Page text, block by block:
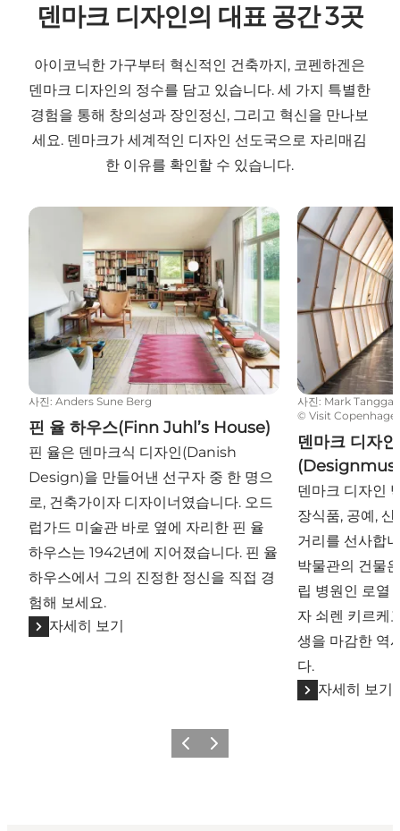
덴마크 디자인의 대표 공간 3곳
아이코닉한 가구부터 혁신적인 건축까지, 코펜하겐은
덴마크 디자인의 정수를 담고 있습니다. 세 가지 특별한
경험을 통해 창의성과 장인정신, 그리고 혁신을 만나보
세요. 덴마크가 세계적인 디자인 선도국으로 자리매김
한 이유를 확인할 수 있습니다.
핀 율 하우스(Finn Juhl’s House)
사진: Anders Sune Berg
핀 율 하우스(Finn Juhl’s House)
핀 율은 덴마크식 디자인(Danish
Design)을 만들어낸 선구자 중 한 명으
로, 건축가이자 디자이너였습니다. 오드
럽가드 미술관 바로 옆에 자리한 핀 율
하우스는 1942년에 지어졌습니다. 핀 율
하우스에서 그의 진정한 정신을 직접 경
험해 보세요.
자세히 보기
덴마크 디자인
사진: Mark
©Visit
덴마크 디자
덴마크 디자인
장식품, 공예,
거리를 선사합
박물관의 건물
립 병원인 로열
자 쇠렌 키르케
생을 마감한 역
다.
자세히 보기
이전 다음